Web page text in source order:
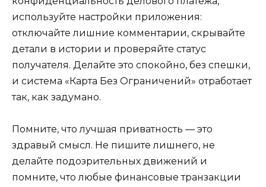
используйте настройки приложения:
отключайте лишние комментарии, скрывайте
детали в истории и проверяйте статус
получателя. Делайте это спокойно, без спешки,
и система «Карта Без Ограничений» отработает
так, как задумано.
Помните, что лучшая приватность — это
здравый смысл. Не пишите лишнего, не
делайте подозрительных движений и
помните, что любые финансовые транзакции